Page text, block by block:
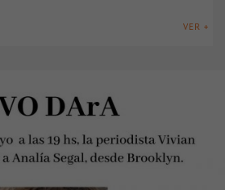
VER +